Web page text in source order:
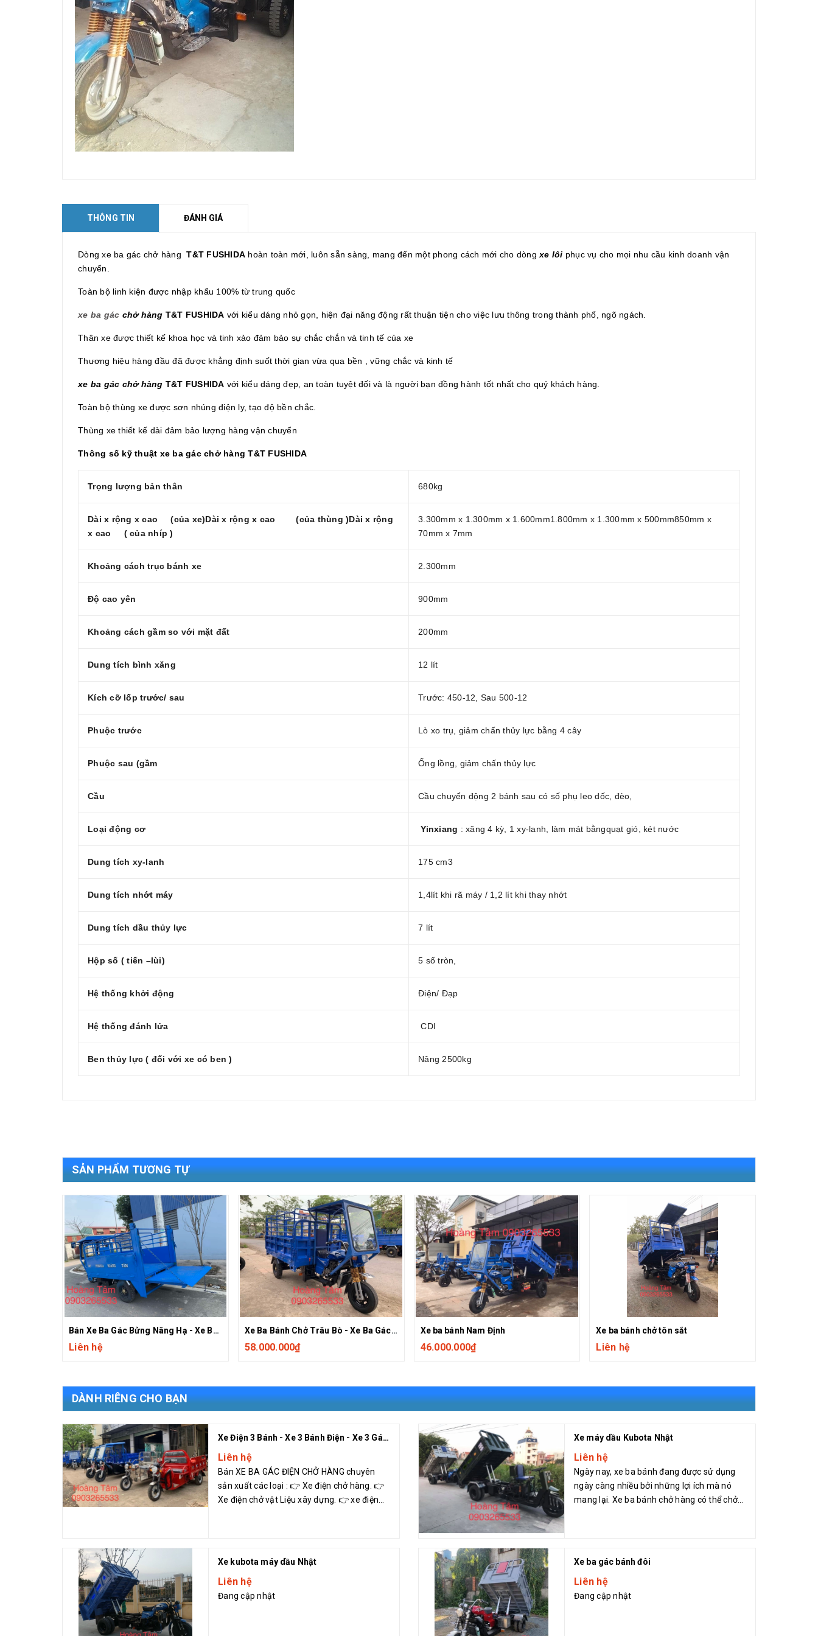
THÔNG TIN ĐÁNH GIÁ
Dòng xe ba gác chở hàng T&T FUSHIDA hoàn toàn mới, luôn sẵn sàng, mang đến một phong cách mới cho dòng xe lôi phục vụ cho mọi nhu cầu kinh doanh vận
chuyển.
Toàn bộ linh kiện được nhập khẩu 100% từ trung quốc
xe ba gác chở hàng T&T FUSHIDA với kiểu dáng nhỏ gọn, hiện đại năng động rất thuận tiện cho việc lưu thông trong thành phố, ngõ ngách.
Thân xe được thiết kế khoa học và tinh xảo đảm bảo sự chắc chắn và tinh tế của xe
Thương hiệu hàng đầu đã được khẳng định suốt thời gian vừa qua bền , vững chắc và kinh tế
xe ba gác chở hàng T&T FUSHIDA với kiểu dáng đẹp, an toàn tuyệt đối và là người bạn đồng hành tốt nhất cho quý khách hàng.
Toàn bộ thùng xe được sơn nhúng điện ly, tạo độ bền chắc.
Thùng xe thiết kế dài đảm bảo lượng hàng vận chuyển
Thông số kỹ thuật xe ba gác chở hàng T&T FUSHIDA
Trọng lượng bản thân 680kg
Dài x rộng x cao (của xe)Dài x rộng x cao (của thùng )Dài x rộng
x cao ( của nhíp )
3.300mm x 1.300mm x 1.600mm1.800mm x 1.300mm x 500mm850mm x
70mm x 7mm
Khoảng cách trục bánh xe 2.300mm
Độ cao yên 900mm
Khoảng cách gầm so với mặt đất 200mm
Dung tích bình xăng 12 lít
Kích cỡ lốp trước/ sau Trước: 450-12, Sau 500-12
Phuộc trước Lò xo trụ, giảm chấn thủy lực bằng 4 cây
Phuộc sau (gầm Ống lồng, giảm chấn thủy lực
Cầu Cầu chuyển động 2 bánh sau có số phụ leo dốc, đèo,
Loại động cơ Yinxiang : xăng 4 kỳ, 1 xy-lanh, làm mát bằngquạt gió, két nước
Dung tích xy-lanh 175 cm3
Dung tích nhớt máy 1,4lít khi rã máy / 1,2 lít khi thay nhớt
Dung tích dầu thủy lực 7 lít
Hộp số ( tiến –lùi) 5 số tròn,
Hệ thống khởi động Điện/ Đạp
Hệ thống đánh lửa CDI
Ben thủy lực ( đối với xe có ben ) Nâng 2500kg
SẢN PHẨM TƯƠNG TỰ
Bán Xe Ba Gác Bửng Nâng Hạ - Xe Ba Gác T&T Fushida Hoàng Tâm
Liên hệ
Xe Ba Bánh Chở Trâu Bò - Xe Ba Gác - Xe Lôi Hoàng Tâm Chất Lượng Cao 0903265533
58.000.000₫
Xe ba bánh Nam Định
46.000.000₫
Xe ba bánh chở tôn sắt
Liên hệ
DÀNH RIÊNG CHO BẠN
Xe Điện 3 Bánh - Xe 3 Bánh Điện - Xe 3 Gác Điên Chở Hàng Hoàng Tâm
Liên hệ
Bán XE BA GÁC ĐIỆN CHỞ HÀNG chuyên
sản xuất các loại : 👉 Xe điện chở hàng. 👉
Xe điện chở vật Liệu xây dựng. 👉 xe điện
Xe máy dầu Kubota Nhật
Liên hệ
Ngày nay, xe ba bánh đang được sử dụng
ngày càng nhiều bởi những lợi ích mà nó
mang lại. Xe ba bánh chở hàng có thể chở
Xe kubota máy dầu Nhật
Liên hệ
Đang cập nhật
Xe ba gác bánh đôi
Liên hệ
Đang cập nhật